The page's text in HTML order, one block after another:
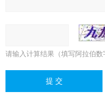
请输入计算结果（填写阿拉伯